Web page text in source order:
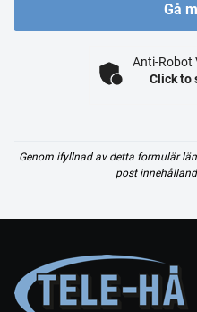
Gå
Anti-Robot
Click to
Genom ifyllnad av detta formulär
post